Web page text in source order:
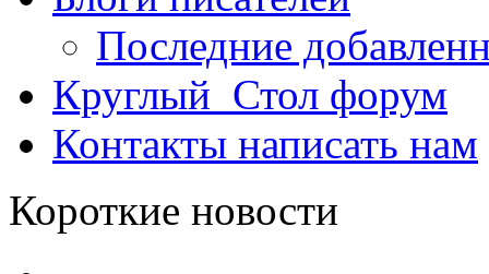
Последние
Круглый_Стол форум
Контакты написать нам
Короткие новости